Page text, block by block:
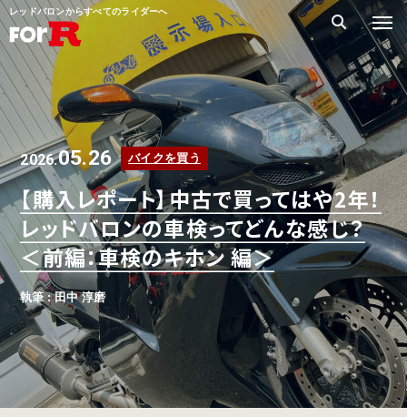
レッドバロンからすべてのライダーへ
2026.05.26 バイクを買う
【購入レポート】中古で買ってはや2年！
レッドバロンの車検ってどんな感じ？
＜前編：車検のキホン 編＞
執筆 : 田中 淳磨